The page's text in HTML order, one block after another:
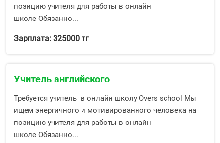
позицию учителя для работы в онлайн
школе Обязанно...
Зарплата: 325000 тг
Учитель английского
Требуется учитель в онлайн школу Overs school Мы
ищем энергичного и мотивированного человека на
позицию учителя для работы в онлайн
школе Обязанно...